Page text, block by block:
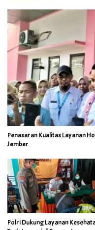
Penasaran Kualitas Layanan
Jember
Polri Dukung Layanan